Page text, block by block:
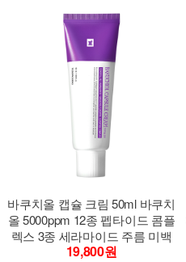
바쿠치올 캡슐 크림 50ml 바쿠치
올 5000ppm 12종 펩타이드 콤플
렉스 3종 세라마이드 주름 미백
19,800원